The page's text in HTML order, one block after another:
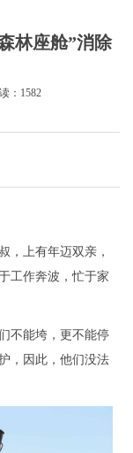
林座舱”消除
：1582
，上有年迈双亲，
工作奔波，忙于家
不能垮，更不能停
，因此，他们没法